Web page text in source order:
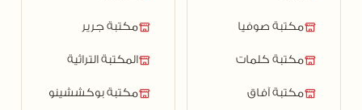
مكتبة صوفيا
مكتبة كلمات
مكتبة آفاق
مكتبة جرير
المكتبة التراثية
مكتبة بوكششينو